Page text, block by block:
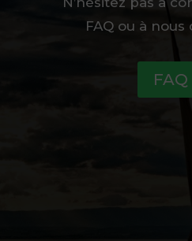
FAQ ou à
FAQ